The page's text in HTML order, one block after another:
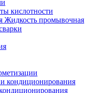
кислотности
Жидкость промывочная